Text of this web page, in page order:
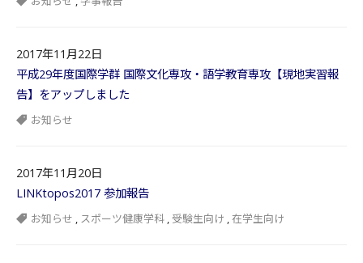
2017年11月22日
平成29年度国際学群 国際文化専攻・語学教育専攻【現地実習報
告】をアップしました
お知らせ
2017年11月20日
LINKtopos2017 参加報告
お知らせ , スポーツ健康学科 , 受験生向け ,在学生向け